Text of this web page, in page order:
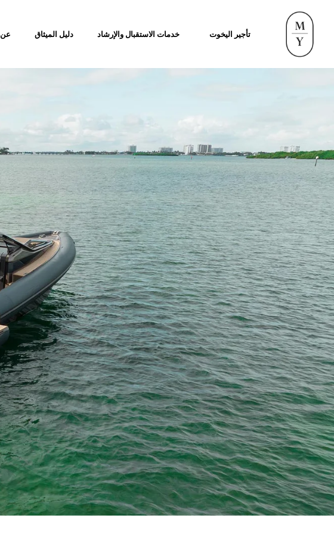
تأجير اليخوت خدمات الاستقبال والإرشاد دليل الميثاق عن